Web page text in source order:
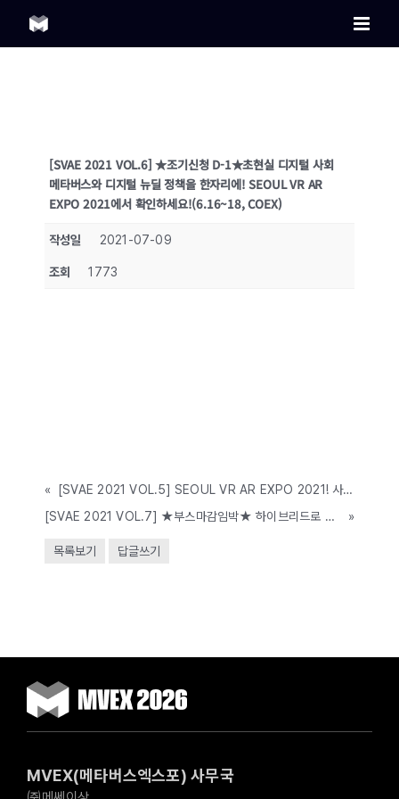
content
[SVAE 2021 VOL.6] ★조기신청 D-1★초현실 디지털 사회
메타버스와 디지털 뉴딜 정책을 한자리에! SEOUL VR AR
EXPO 2021에서 확인하세요!(6.16~18, COEX)
작성일 2021-07-09
조회 1773
«
[SVAE 2021 VOL.5] SEOUL VR AR EXPO 2021! 사회 전분야에 확산되고 있는 디지털 뉴딜의 성장동력 VR AR기술을 만나보세요!(6.16~18,COEX)
[SVAE 2021 VOL.7] ★부스마감임박★ 하이브리드로 만날 수 있는 SEOUL VR AR EXPO 2021! 그 최고의 비즈니스 장으로 초대합니다! (6.16~18, COEX)
»
목록보기 답글쓰기
MVEX(메타버스엑스포) 사무국